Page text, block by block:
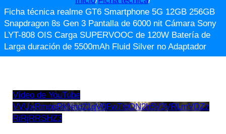
Ficha técnica realme GT6 Smartphone 5G 12GB 256GB
Snapdragon 8s Gen 3 Pantalla de 6000 nit Cámara Sony
LYT-808 OIS Carga SUPERVOOC de 120W Batería de
Larga duración de 5500mAh Fluid Silver no Adaptador
Vídeo de YouTube
VVUxRmppRkNnd21qV0FwTldON2h5V3VRLmVDZz
RiRjRRSHZ3